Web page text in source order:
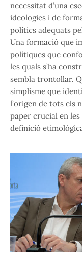
necessitat d’una
ideologies i de
polítics adequats
Una formació que
polítiques que
les quals s’ha
sembla trontollar.
simplisme que
l’origen de tots els
paper crucial en
definició